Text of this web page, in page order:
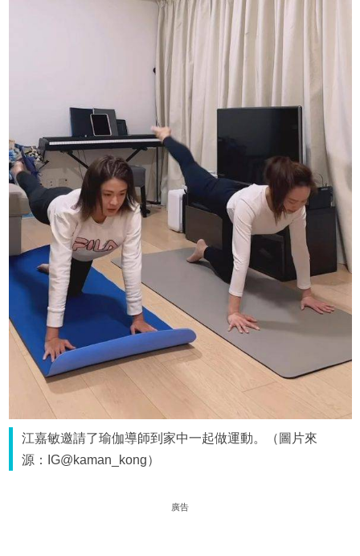
江嘉敏邀請了瑜伽導師到家中一起做運動。（圖片來
源：IG@kaman_kong）
廣告